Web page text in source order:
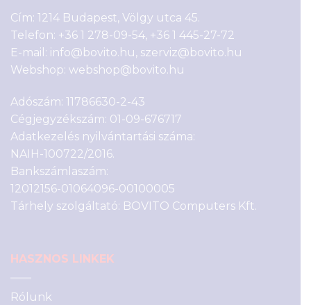
Cím: 1214 Budapest, Völgy utca 45.
Telefon: +36 1 278-09-54, +36 1 445-27-72
E-mail: info@bovito.hu, szerviz@bovito.hu
Webshop: webshop@bovito.hu
Adószám: 11786630-2-43
Cégjegyzékszám: 01-09-676717
Adatkezelés nyilvántartási száma:
NAIH-100722/2016.
Bankszámlaszám:
12012156-01064096-00100005
Tárhely szolgáltató: BOVITO Computers Kft.
HASZNOS LINKEK
Rólunk